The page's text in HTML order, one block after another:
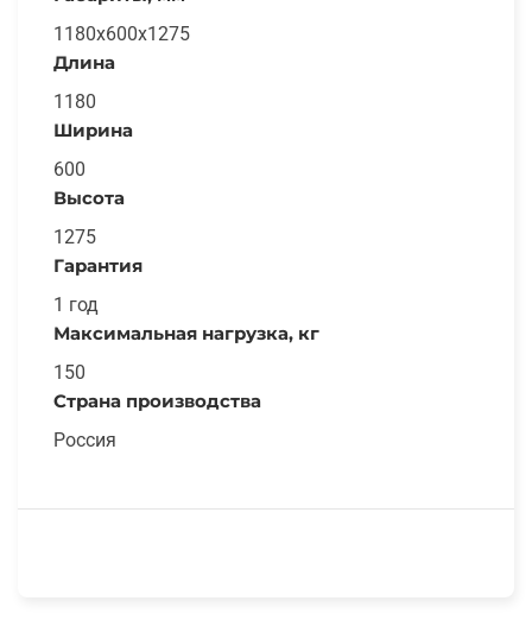
1180х600x1275
Длина
1180
Ширина
600
Высота
1275
Гарантия
1 год
Максимальная нагрузка, кг
150
Страна производства
Россия